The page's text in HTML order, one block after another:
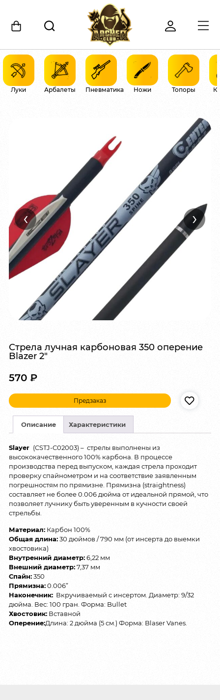
Луки Арбалеты Пневматика Ножи Топоры
‹ ›
Стрела лучная карбоновая 350 оперение
Blazer 2″
570 ₽
Предзаказ
Описание Характеристики
Slayer (CSTJ-C02003) – стрелы выполнены из
высококачественного 100% карбона. В процессе
производства перед выпуском, каждая стрела проходит
проверку спайнометром и на соответствие заявленным
погрешностям по прямизне. Прямизна (straightness)
составляет не более 0.006 дюйма от идеальной прямой, что
позволяет лучнику быть уверенным в кучности своей
стрельбы.
Материал: Карбон 100%
Общая длина:30 дюймов / 790 мм (от инсерта до выемки
хвостовика)
Внутренний диаметр:6,22 мм
Внешний диаметр:7,37 мм
Спайн:350
Прямизна:0.006”
Наконечник: Вкручиваемый с инсертом. Диаметр: 9/32
дюйма. Вес: 100 гран. Форма: Bullet
Хвостовик: Вставной
Оперение:Длина: 2 дюйма (5 см.) Форма: Blaser Vanes.